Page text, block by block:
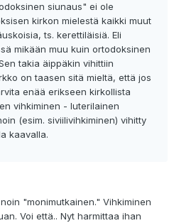
siunaus" ei ole
kirkon mielestä kaikki muut
ts. kerettiläisiä. Eli
mikään muu kuin ortodoksinen
takia äippäkin vihittiin
on taasen sitä mieltä, että jos
enää erikseen kirkollista
vihkiminen - luterilainen
(esim. siviilivihkiminen) vihitty
kaavalla.
"monimutkainen." Vihkiminen
Voi että.. Nyt harmittaa ihan